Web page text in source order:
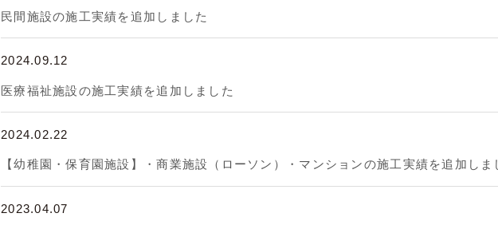
民間施設の施工実績を追加しました
2024.09.12
医療福祉施設の施工実績を追加しました
2024.02.22
【幼稚園・保育園施設】・商業施設（ローソン）・マンションの施工実績を追加しま
2023.04.07